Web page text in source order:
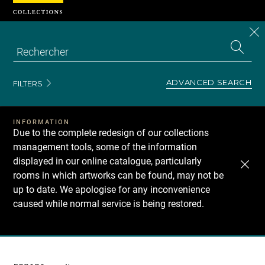
FILTERS ADVANCED SEARCH
INFORMATION
Due to the complete redesign of our collections
management tools, some of the information
displayed in our online catalogue, particularly
rooms in which artworks can be found, may not be
up to date. We apologise for any inconvenience
caused while normal service is being restored.
Recherche
Cookies management panel